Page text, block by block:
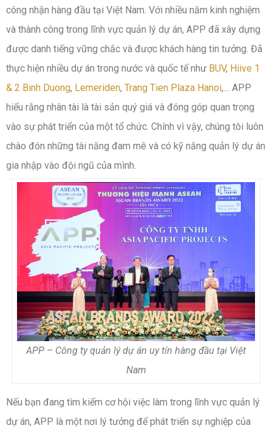
công nhận hàng đầu tại Việt Nam. Với nhiều năm kinh nghiệm
và thành công trong lĩnh vực quản lý dự án, APP đã xây dựng
được danh tiếng vững chắc và được khách hàng tin tưởng. Đã
thực hiện nhiều dự án trong nước và quốc tế như BUV, Hiive 1
& 2 Binh Duong, Lemeriden, Trang Tien Plaza Hanoi,… APP
hiểu rằng nhân tài là tài sản quý giá và đóng góp quan trọng
vào sự phát triển của một tổ chức. Chính vì vậy, chúng tôi luôn
chào đón những tài năng đam mê và có kỹ năng quản lý dự án
gia nhập vào đội ngũ của mình.
APP – Công ty quản lý dự án uy tín hàng đầu tại Việt
Nam
Nếu bạn đang tìm kiếm cơ hội việc làm trong lĩnh vực quản lý
dự án, APP là một nơi lý tưởng để phát triển sự nghiệp của